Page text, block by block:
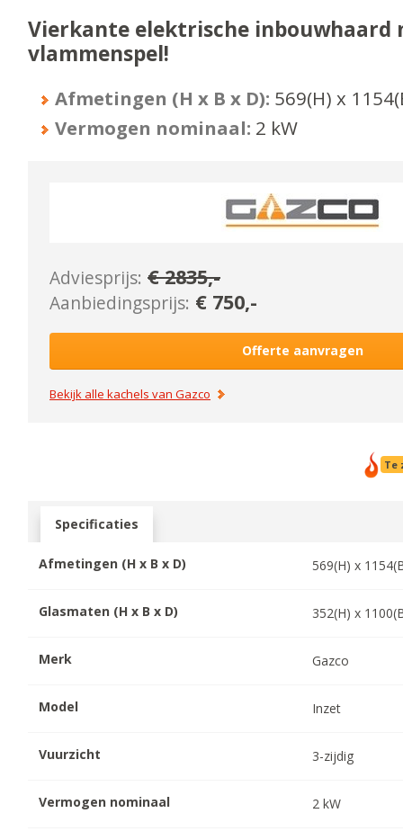
Vierkante elektrische inbouwhaard
vlammenspel!
Afmetingen (H x B x D): 569(H) x 1154
Vermogen nominaal: 2 kW
Adviesprijs: €2835,-
Aanbiedingsprijs: € 750,-
Offerte aanvragen
Bekijk alle kachels vanGazco
Te
Specificaties
Afmetingen (H x B x D) 569(H) x 1154
Glasmaten (H x B x D) 352(H) x 1100
Merk Gazco
Model Inzet
Vuurzicht 3-zijdig
Vermogen nominaal 2 kW